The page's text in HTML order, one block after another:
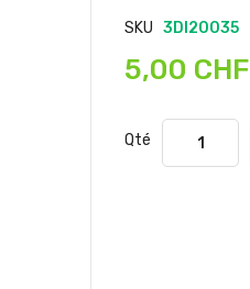
d’images
SKU 3DI20035
5,00 CHF
Qté